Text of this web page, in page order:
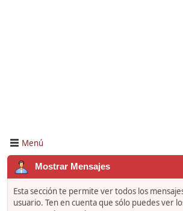
Menú
Mostrar Mensajes
Esta sección te permite ver todos los
usuario. Ten en cuenta que sólo puedes ver